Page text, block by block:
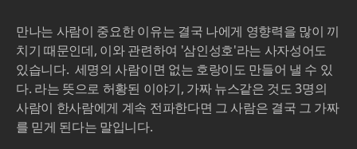
만나는 사람이 중요한 이유는 결국 나에게 영향력을 많이 끼
치기 때문인데, 이와 관련하여 '삼인성호'라는 사자성어도
있습니다. 세명의 사람이면 없는 호랑이도 만들어 낼 수 있
다. 라는 뜻으로 허황된 이야기, 가짜 뉴스같은 것도 3명의
사람이 한사람에게 계속 전파한다면 그 사람은 결국 그 가짜
를 믿게 된다는 말입니다.